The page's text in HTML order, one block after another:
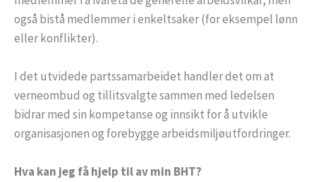
også bistå medlemmer i enkeltsaker (for eksempel lønn
eller konflikter).
I det utvidede partssamarbeidet handler det om at
verneombud og tillitsvalgte sammen med ledelsen
bidrar med sin kompetanse og innsikt for å utvikle
organisasjonen og forebygge arbeidsmiljøutfordringer.
Hva kan jeg få hjelp til av min BHT?